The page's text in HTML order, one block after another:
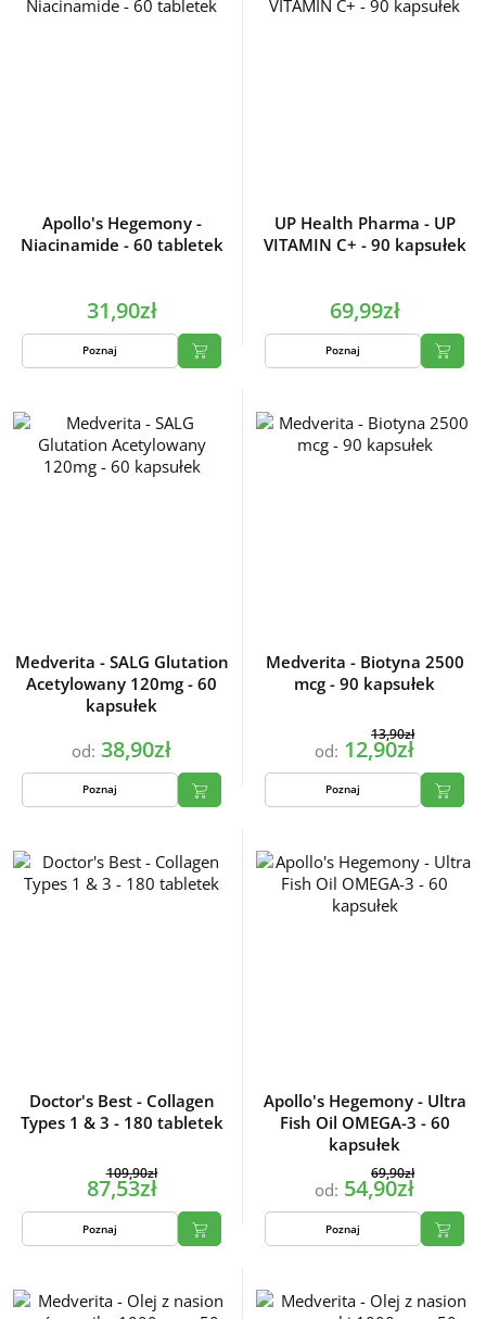
Apollo's Hegemony -
Niacinamide - 60 tabletek
31,90zł
Poznaj
UP Health Pharma - UP
VITAMIN C+ - 90 kapsułek
69,99zł
Poznaj
Medverita - SALG Glutation
Acetylowany 120mg - 60
kapsułek
od: 38,90zł
Poznaj
Medverita - Biotyna 2500
mcg - 90 kapsułek
od:
13,90zł
12,90zł
Poznaj
Doctor's Best - Collagen
Types 1 & 3 - 180 tabletek
109,90zł
87,53zł
Poznaj
Apollo's Hegemony - Ultra
Fish Oil OMEGA-3 - 60
kapsułek
od:
69,90zł
54,90zł
Poznaj